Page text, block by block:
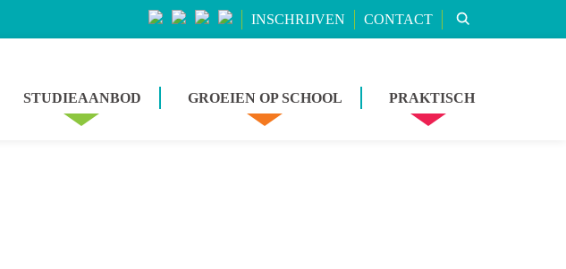
INSCHRIJVEN CONTACT
STUDIEAANBOD GROEIEN OP SCHOOL PRAKTISCH